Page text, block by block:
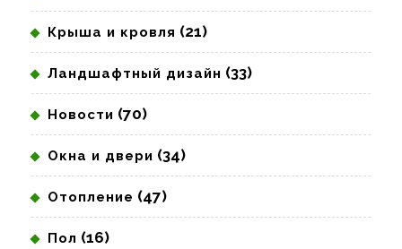
Крыша и кровля (21)
Ландшафтный дизайн (33)
Новости (70)
Окна и двери (34)
Отопление (47)
Пол (16)